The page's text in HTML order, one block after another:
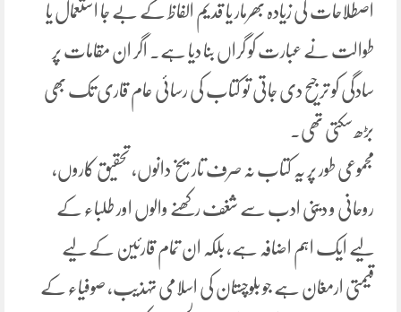
اصطلاحات کی زیادہ بھرمار یا قدیم الفاظ کے بے جا استعمال یا
طوالت نے عبارت کو گراں بنا دیا ہے۔ اگر ان مقامات پر
سادگی کو ترجیح دی جاتی تو کتاب کی رسائی عام قاری تک بھی
بڑھ سکتی تھی۔
مجموعی طور پر یہ کتاب نہ صرف تاریخ دانوں، تحقیق کاروں،
روحانی و دینی ادب سے شغف رکھنے والوں اور طلباء کے
لیے ایک اہم اضافہ ہے، بلکہ ان تمام قارئین کے لیے
قیمتی ارمغان ہے جو بلوچستان کی اسلامی تہذیب، صوفیاء کے